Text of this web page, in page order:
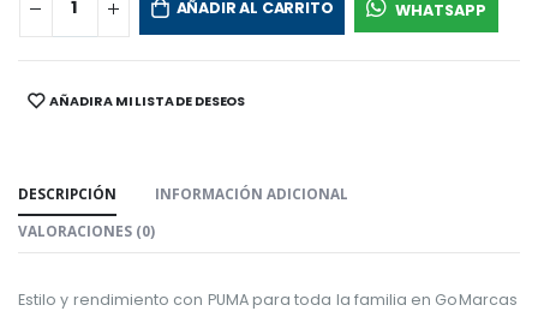
AÑADIR AL CARRITO WHATSAPP
SHARE:AÑADIR A MI LISTA DE DESEOS
DESCRIPCIÓN
INFORMACIÓN ADICIONAL
VALORACIONES (0)
Estilo y rendimiento con PUMA para toda la familia en GoMarcas